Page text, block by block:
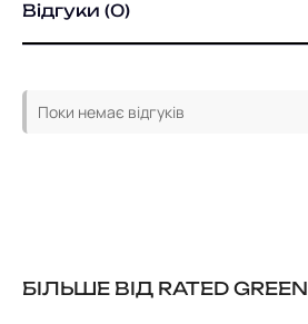
Відгуки (0)
Поки немає відгуків
БІЛЬШЕ ВІД RATED GREEN